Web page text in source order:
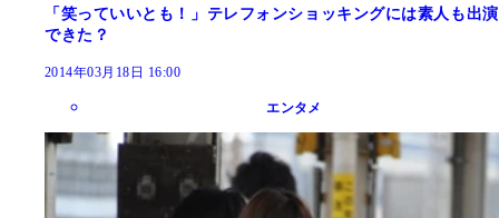
「笑っていいとも！」テレフォンショッキングには素人も出演
できた？
2014年03月18日 16:00
エンタメ